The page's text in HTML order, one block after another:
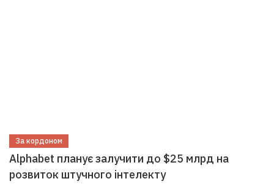
За кордоном
Alphabet планує залучити до $25 млрд на
розвиток штучного інтелекту